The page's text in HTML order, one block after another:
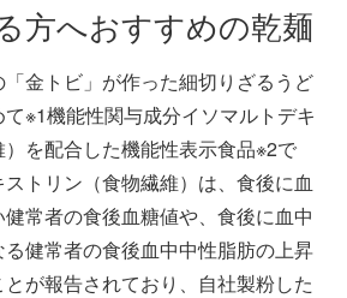
方へおすすめの乾麺
金トビ」が作った細切りざるうど
※1機能性関与成分イソマルトデキ
を配合した機能性表示食品※2で
トリン（食物繊維）は、食後に血
常者の食後血糖値や、食後に血中
健常者の食後血中中性脂肪の上昇
が報告されており、自社製粉した